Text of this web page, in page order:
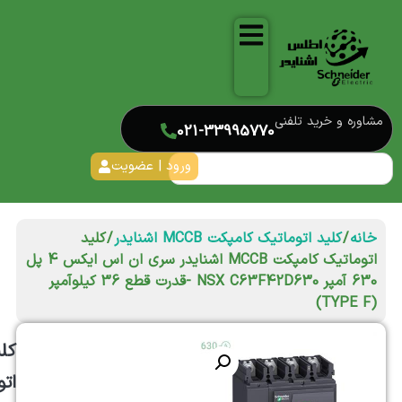
مشاوره و خرید تلفنی021-33995770
ورود | عضویت
خانه/کلید اتوماتیک کامپکت MCCB اشنایدر
/ کلید
اتوماتیک کامپکت MCCB اشنایدر سری ان اس ایکس 4 پل
630 آمپر NSX C63F42D630 -قدرت قطع 36 کیلوآمپر
(TYPE F)